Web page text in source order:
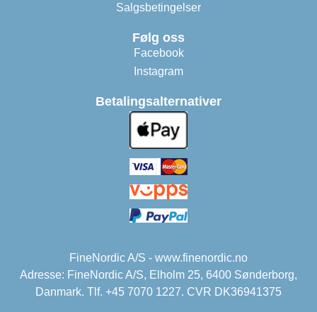
Salgsbetingelser
Følg oss
Facebook
Instagram
Betalingsalternativer
FineNordic A/S - www.finenordic.no
Adresse: FineNordic A/S, Elholm 25, 6400 Sønderborg,
Danmark. Tlf. +45 7070 1227. CVR DK36941375